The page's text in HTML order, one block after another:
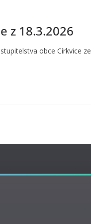
z 18.3.2026
obce Církvice ze